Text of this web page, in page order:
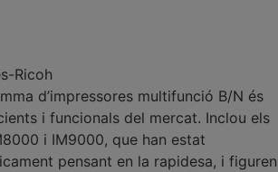
d’impressores multifunció B/N és
i funcionals del mercat. Inclou els
i IM9000, que han estat
pensant en la rapidesa, i figuren